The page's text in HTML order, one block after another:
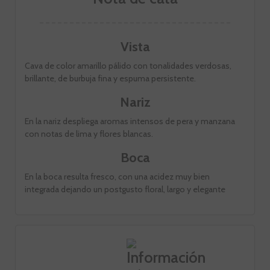
Vista
Cava de color amarillo pálido con tonalidades verdosas,
brillante, de burbuja fina y espuma persistente.
Nariz
En la nariz despliega aromas intensos de pera y manzana
con notas de lima y flores blancas.
Boca
En la boca resulta fresco, con una acidez muy bien
integrada dejando un postgusto floral, largo y elegante